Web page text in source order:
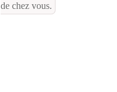
de chez vous.